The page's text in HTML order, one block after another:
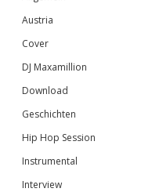
Austria
Cover
DJ Maxamillion
Download
Geschichten
Hip Hop Session
Instrumental
Interview